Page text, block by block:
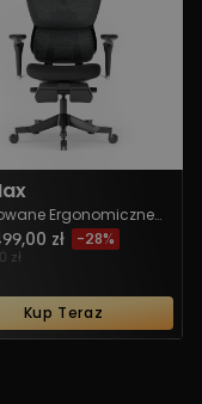
Ergonomiczne
z Miękkim Siedziskiem
zł -28%
zł
Kup Teraz